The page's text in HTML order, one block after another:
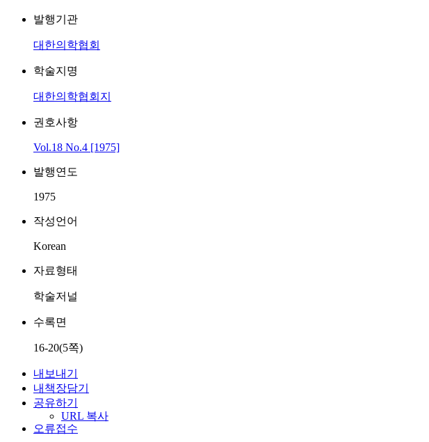
발행기관
대한의학협회
학술지명
대한의학협회지
권호사항
Vol.18 No.4 [1975]
발행연도
1975
작성언어
Korean
자료형태
학술저널
수록면
16-20(5쪽)
내보내기
내책장담기
공유하기
URL 복사
오류접수